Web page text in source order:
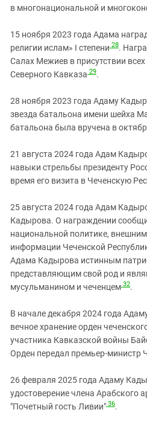
в многонациональной и
15 ноября 2023 года Адама
религии ислам» I степени 28.
Салах Межиев в присутствии
Северного Кавказа 29.
28 ноября 2023 года Адаму
звезда батальона имени шейха
батальона была вручена в
21 августа 2024 года Адам
навыки стрельбы президенту
время его визита в Чеченскую
25 августа 2024 года Адам
Кадырова. О награждении
национальной политике,
информации Чеченской
Адама Кадырова истинным
представляющим свой род и
мусульманином и чеченцем 32.
В начале декабря 2024 года
вечное хранение орден
участника Кавказской войны
Орден передал премьер-министр
26 февраля 2025 года Адаму
удостоверение члена Арабского
"Почетный гость Ливии" 36.